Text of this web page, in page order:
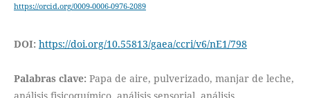
https://orcid.org/0009-0006-0976-2089
DOI: https://doi.org/10.55813/gaea/ccri/v6/nE1/798
Palabras clave: Papa de aire, pulverizado, manjar de leche,